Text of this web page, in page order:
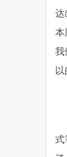
达
本
我
式